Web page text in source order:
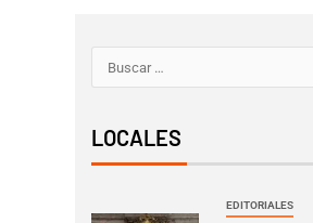
LOCALES
EDITORIALES